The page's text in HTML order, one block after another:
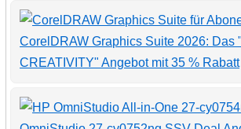
CorelDRAW Graphics Suite 2026: Das
CREATIVITY" Angebot mit 35 % Rabatt